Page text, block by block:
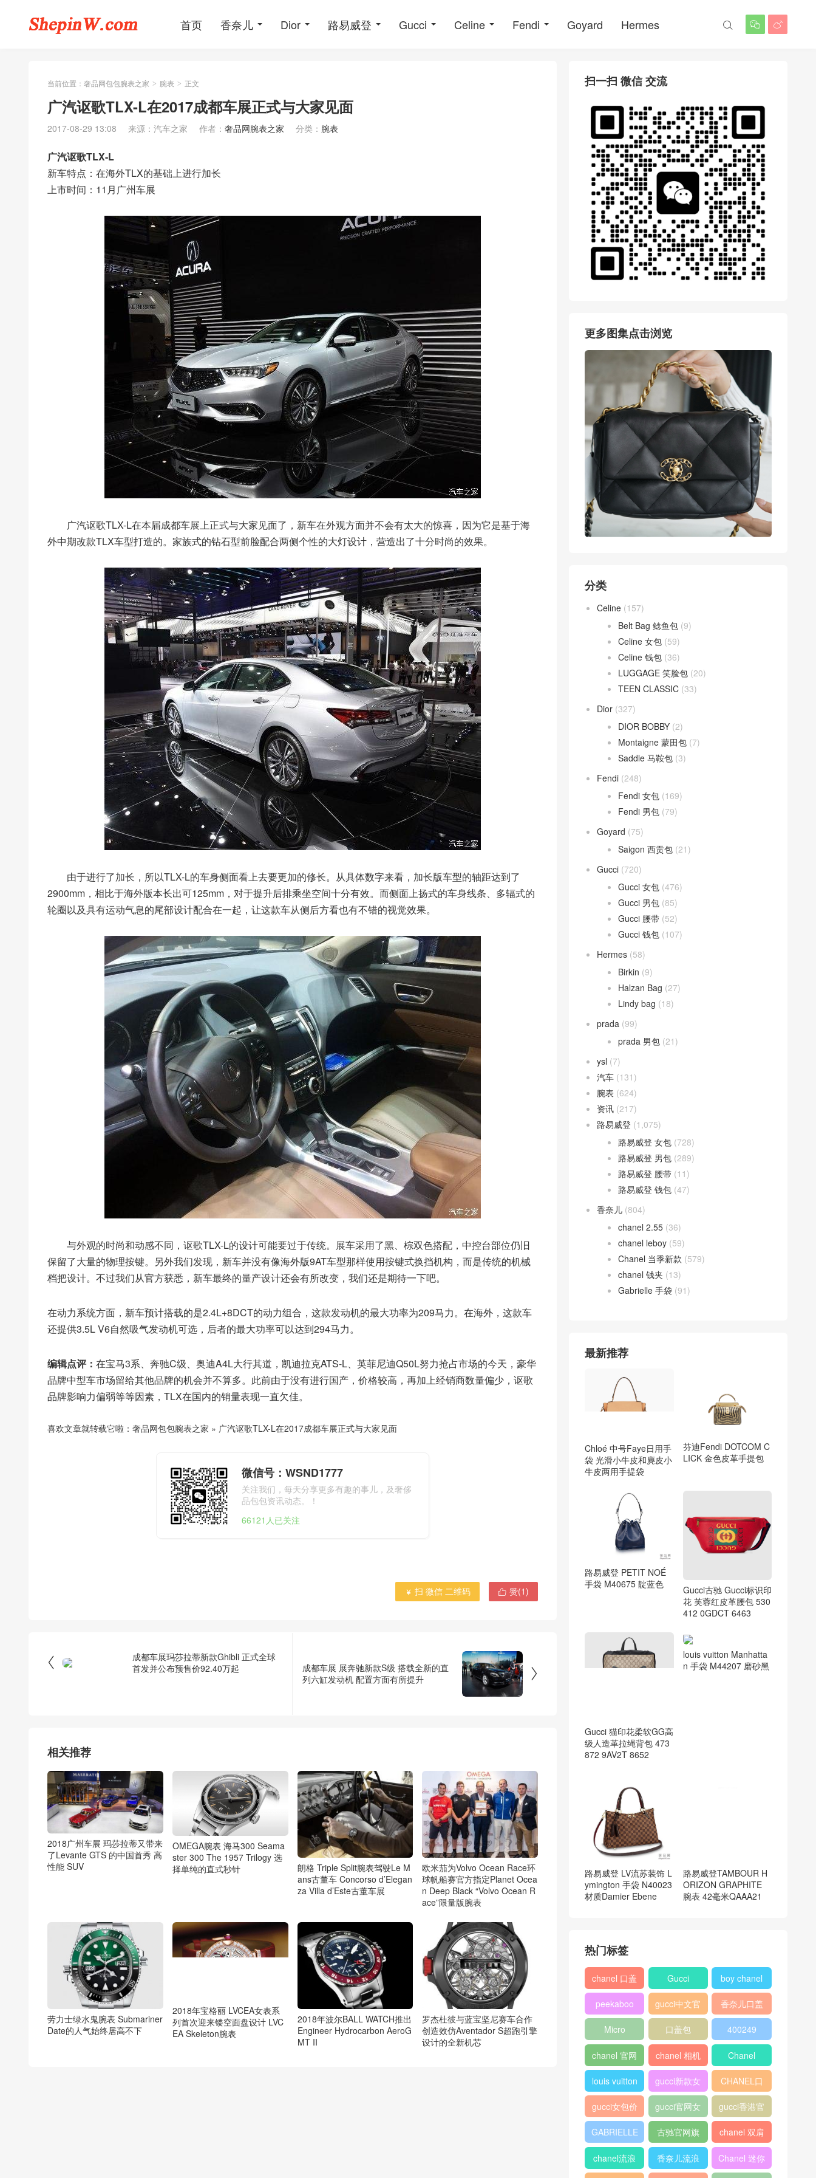
首页 香奈儿 Dior 路易威登 Gucci Celine Fendi Goyard Hermes  

当前位置： 奢品网包包腕表之家 > 腕表 > 正文
广汽讴歌TLX-L在2017成都车展正式与大家见面
2017-08-29 13:08 来源：汽车之家 作者： 奢品网腕表之家 分类： 腕表
广汽讴歌TLX-L
新车特点：在海外TLX的基础上进行加长
上市时间：11月广州车展
广汽讴歌TLX-L在本届成都车展上正式与大家见面了，新车在外观方面并不会有太大的惊喜，因为它是基于海
外中期改款TLX车型打造的。家族式的钻石型前脸配合两侧个性的大灯设计，营造出了十分时尚的效果。
由于进行了加长，所以TLX-L的车身侧面看上去要更加的修长。从具体数字来看，加长版车型的轴距达到了
2900mm，相比于海外版本长出可125mm，对于提升后排乘坐空间十分有效。而侧面上扬式的车身线条、多辐式的
轮圈以及具有运动气息的尾部设计配合在一起，让这款车从侧后方看也有不错的视觉效果。
与外观的时尚和动感不同，讴歌TLX-L的设计可能要过于传统。展车采用了黑、棕双色搭配，中控台部位仍旧
保留了大量的物理按键。另外我们发现，新车并没有像海外版9AT车型那样使用按键式换挡机构，而是传统的机械
档把设计。不过我们从官方获悉，新车最终的量产设计还会有所改变，我们还是期待一下吧。
在动力系统方面，新车预计搭载的是2.4L+8DCT的动力组合，这款发动机的最大功率为209马力。在海外，这款车
还提供3.5L V6自然吸气发动机可选，后者的最大功率可以达到294马力。
编辑点评： 在宝马3系、奔驰C级、奥迪A4L大行其道，凯迪拉克ATS-L、英菲尼迪Q50L努力抢占市场的今天，豪华
品牌中型车市场留给其他品牌的机会并不算多。此前由于没有进行国产，价格较高，再加上经销商数量偏少，讴歌
品牌影响力偏弱等等因素，TLX在国内的销量表现一直欠佳。
喜欢文章就转载它啦： 奢品网包包腕表之家 » 广汽讴歌TLX-L在2017成都车展正式与大家见面
微信号：WSND1777
关注我们，每天分享更多有趣的事儿，及奢侈
品包包资讯动态。！
66121人已关注
 赞(1)
 扫 微信 二维码

成都车展玛莎拉蒂新款Ghibli 正式全球
首发并公布预售价92.40万起

成都车展 展奔驰新款S级 搭载全新的直
列六缸发动机 配置方面有所提升
相关推荐
2018广州车展 玛莎拉蒂又带来
了Levante GTS 的中国首秀 高
性能 SUV
OMEGA腕表 海马300 Seama
ster 300 The 1957 Trilogy 选
择单纯的直式秒针
朗格 Triple Split腕表驾驶Le M
ans古董车 Concorso d’Elegan
za Villa d’Este古董车展
欧米茄为Volvo Ocean Race环
球帆船赛官方指定Planet Ocea
n Deep Black “Volvo Ocean R
ace”限量版腕表
劳力士绿水鬼腕表 Submariner
Date的人气始终居高不下
2018年宝格丽 LVCEA女表系
列首次迎来镂空面盘设计 LVC
EA Skeleton腕表
2018年波尔BALL WATCH推出
Engineer Hydrocarbon AeroG
MT II
罗杰杜彼与蓝宝坚尼赛车合作
创造效仿Aventador S超跑引擎
设计的全新机芯
扫一扫 微信 交流
更多图集点击浏览
分类
Celine (157)
Belt Bag 鲶鱼包 (9)
Celine 女包 (59)
Celine 钱包 (36)
LUGGAGE 笑脸包 (20)
TEEN CLASSIC (33)
Dior (327)
DIOR BOBBY (2)
Montaigne 蒙田包 (7)
Saddle 马鞍包 (3)
Fendi (248)
Fendi 女包 (169)
Fendi 男包 (79)
Goyard (75)
Saigon 西贡包 (21)
Gucci (720)
Gucci 女包 (476)
Gucci 男包 (85)
Gucci 腰带 (52)
Gucci 钱包 (107)
Hermes (58)
Birkin (9)
Halzan Bag (27)
Lindy bag (18)
prada (99)
prada 男包 (21)
ysl (7)
汽车 (131)
腕表 (624)
资讯 (217)
路易威登 (1,075)
路易威登 女包 (728)
路易威登 男包 (289)
路易威登 腰带 (11)
路易威登 钱包 (47)
香奈儿 (804)
chanel 2.55 (36)
chanel leboy (59)
Chanel 当季新款 (579)
chanel 钱夹 (13)
Gabrielle 手袋 (91)
最新推荐
Chloé 中号Faye日用手
袋 光滑小牛皮和麂皮小
牛皮两用手提袋
芬迪Fendi DOTCOM C
LICK 金色皮革手提包
路易威登 PETIT NOÉ
手袋 M40675 靛蓝色
Gucci古驰 Gucci标识印
花 芙蓉红皮革腰包 530
412 0GDCT 6463
Gucci 猫印花柔软GG高
级人造革拉绳背包 473
872 9AV2T 8652
louis vuitton Manhatta
n 手袋 M44207 磨砂黑
路易威登 LV流苏装饰 L
ymington 手袋 N40023
材质Damier Ebene
路易威登TAMBOUR H
ORIZON GRAPHITE
腕表 42毫米QAAA21
热门标签
chanel 口盖
包
Gucci
boy chanel
口盖包
peekaboo
gucci中文官
网
香奈儿口盖
包2018
Micro
Luggage
口盖包 400249
chanel 官网
chanel 相机
包
Chanel
louis vuitton
gucci新款女
包
CHANEL口
盖包
gucci女包价
格
gucci官网女
包
gucci香港官
网
GABRIELLE
古驰官网旗
舰店
chanel 双肩
背包
chanel流浪
包价格
香奈儿流浪
包尺寸
Chanel 迷你
口盖包